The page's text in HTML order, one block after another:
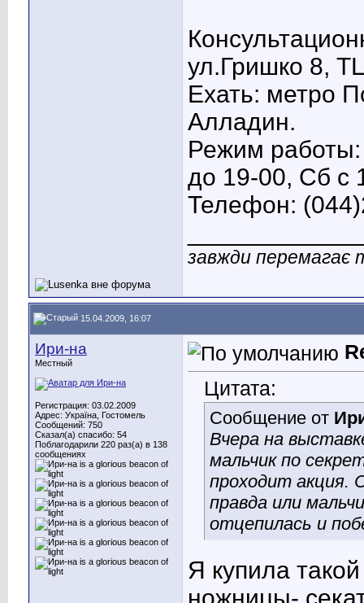
ул.Гришко 8,
Ехать: метро
Алладин.
Режим
до 19-00, Сб с
Телефон:
завжди перемагає
15.04.2009, 16:07
Ири-на
Местный
Регистрация: 03.02.2009
Адрес: Україна, Гостомель
Сообщений: 750
Сказал(а) спасибо: 54
Поблагодарили 220 раз(а) в 138
сообщениях
Цитата:
Сообщение от
Вчера на
мальчик по
проходит акция.
правда или
отцепилась и
Я купила